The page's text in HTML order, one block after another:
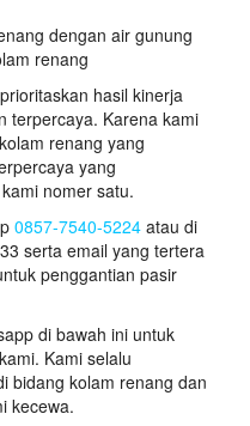
dengan air gunung
renang
hasil kinerja
terpercaya. Karena kami
renang yang
yang
nomer satu.
0857-7540-5224 atau di
serta email yang tertera
penggantian pasir
di bawah ini untuk
Kami selalu
bidang kolam renang dan
kecewa.